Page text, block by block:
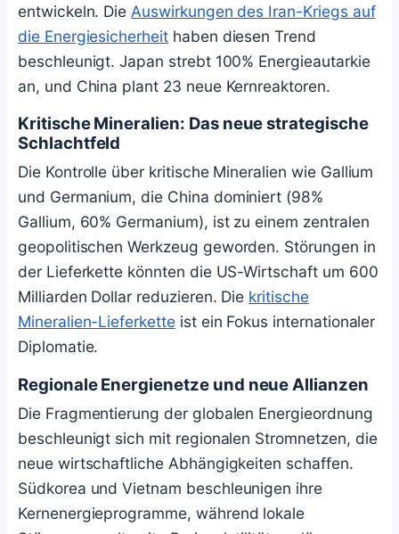
entwickeln. Die Auswirkungen des Iran-Kriegs auf
die Energiesicherheithaben diesen Trend
beschleunigt. Japan strebt 100% Energieautarkie
an, und China plant 23 neue Kernreaktoren.
Kritische Mineralien: Das neue strategische
Schlachtfeld
Die Kontrolle über kritische Mineralien wie Gallium
und Germanium, die China dominiert (98%
Gallium, 60% Germanium), ist zu einem zentralen
geopolitischen Werkzeug geworden. Störungen in
der Lieferkette könnten die US-Wirtschaft um 600
Milliarden Dollar reduzieren. Die kritische
Mineralien-Lieferketteist ein Fokus internationaler
Diplomatie.
Regionale Energienetze und neue Allianzen
Die Fragmentierung der globalen Energieordnung
beschleunigt sich mit regionalen Stromnetzen, die
neue wirtschaftliche Abhängigkeiten schaffen.
Südkorea und Vietnam beschleunigen ihre
Kernenergieprogramme, während lokale